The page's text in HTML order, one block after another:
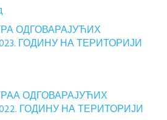
ОДГОВАРАЈУЋИХ
ГОДИНУ НА ТЕРИТОРИЈИ
ОДГОВАРАЈУЋИХ
ГОДИНУ НА ТЕРИТОРИЈИ